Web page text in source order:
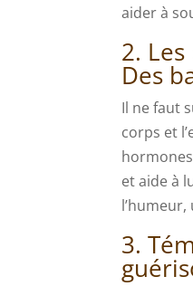
aider à
2.
Des
Il ne faut
corps et
et aide à
3.